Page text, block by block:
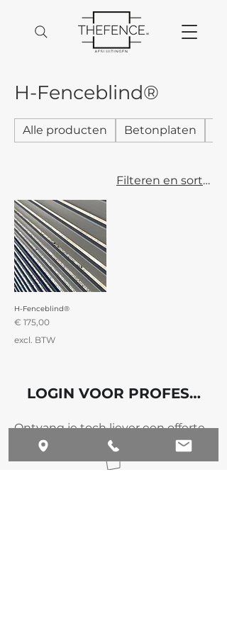
H-Fenceblind®
Alle producten Betonplaten
Filteren en sorteren
H-Fenceblind®
Prijs
€ 175,00
excl. BTW
LOGIN VOOR
Ontvang je toch liever een offerte
op maat?